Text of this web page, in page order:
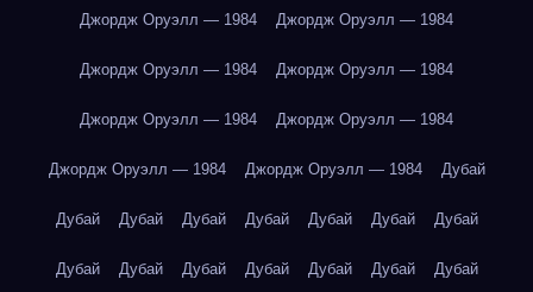
Джордж Оруэлл — 1984 Джордж Оруэлл — 1984
Джордж Оруэлл — 1984 Джордж Оруэлл — 1984
Джордж Оруэлл — 1984 Джордж Оруэлл — 1984
Джордж Оруэлл — 1984 Джордж Оруэлл — 1984 Дубай
Дубай Дубай Дубай Дубай Дубай Дубай Дубай
Дубай Дубай Дубай Дубай Дубай Дубай Дубай